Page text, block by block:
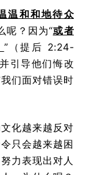
温和和地待众
呢？因为“或者
”（提后 2:24-
引导他们悔改
们面对错误时
化越来越反对
只会越来越困
力表现出对人